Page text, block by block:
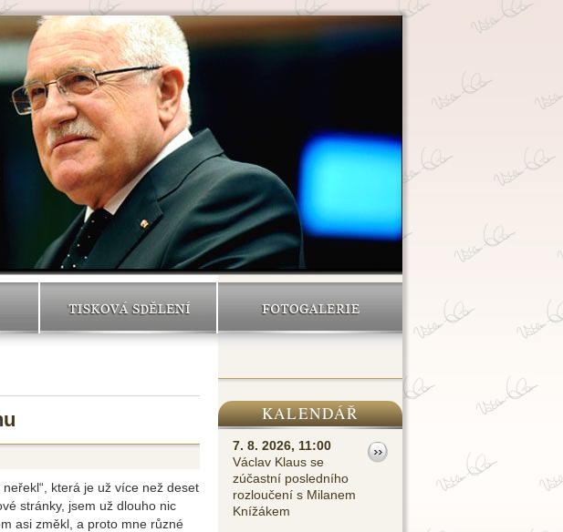
TISKOVÁ SDĚLENÍ FOTOGALERIE
KALENDÁŘ
7. 8. 2026, 11:00
Václav Klaus se
zúčastní posledního
rozloučení s Milanem
Knížákem
neřekl“, která je už více než deset
stránky, jsem už dlouho nic
asi změkl, a proto mne různé